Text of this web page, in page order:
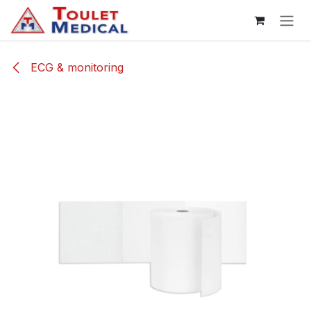
Se rendre au contenu
ECG & monitoring